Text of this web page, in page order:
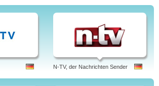
N-TV, der Nachrichten Sender